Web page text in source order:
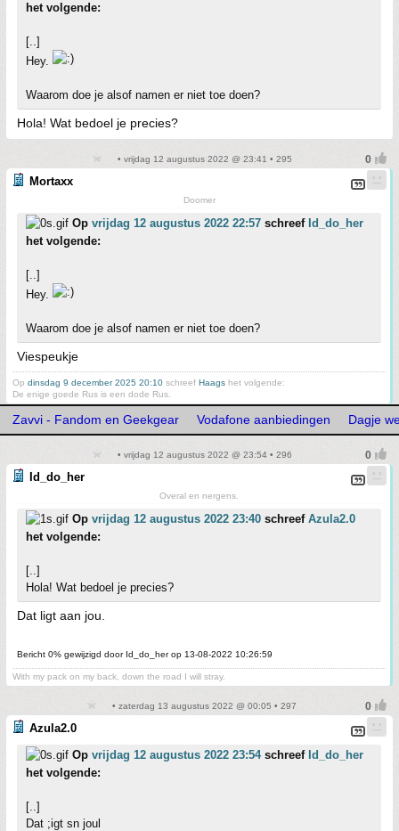
het volgende:
[..]
Hey.
Waarom doe je alsof namen er niet toe doen?
Hola! Wat bedoel je precies?
• vrijdag 12 augustus 2022 @ 23:41 • 295
Mortaxx
Doomer
Op vrijdag 12 augustus 2022 22:57 schreef Id_do_her
het volgende:
[..]
Hey.
Waarom doe je alsof namen er niet toe doen?
Viespeukje
Op dinsdag 9 december 2025 20:10 schreef Haags het volgende:
De enige goede Rus is een dode Rus.
Zavvi - Fandom en Geekgear Vodafone aanbiedingen Dagje
• vrijdag 12 augustus 2022 @ 23:54 • 296
Id_do_her
Overal en nergens.
Op vrijdag 12 augustus 2022 23:40 schreef Azula2.0
het volgende:
[..]
Hola! Wat bedoel je precies?
Dat ligt aan jou.
Bericht 0% gewijzigd door Id_do_her op 13-08-2022 10:26:59
With my pack on my back, down the road I will stray.
• zaterdag 13 augustus 2022 @ 00:05 • 297
Azula2.0
Op vrijdag 12 augustus 2022 23:54schreef Id_do_her
het volgende:
[..]
Dat ;igt sn joul